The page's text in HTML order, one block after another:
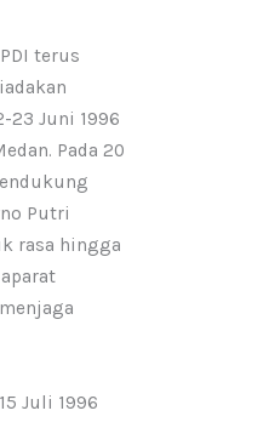
terus
23 Juni 1996
Pada 20
Putri
rasa hingga
Juli 1996